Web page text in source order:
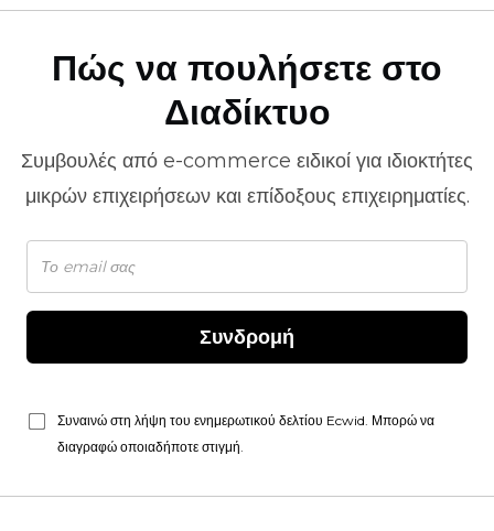
Πώς να πουλήσετε στο
Διαδίκτυο
Συμβουλές από e-commerce ειδικοί για ιδιοκτήτες
μικρών επιχειρήσεων και επίδοξους επιχειρηματίες.
Συνδρομή
Συναινώ στη λήψη του ενημερωτικού δελτίου Ecwid. Μπορώ να
διαγραφώ οποιαδήποτε στιγμή.